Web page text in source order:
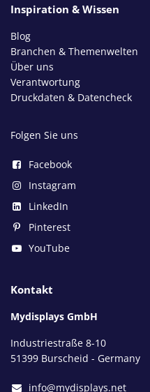
Inspiration & Wissen
Blog
Branchen & Themenwelten
Über uns
Verantwortung
Druckdaten & Datencheck
Folgen Sie uns
Facebook
Instagram
LinkedIn
Pinterest
YouTube
Kontakt
Mydisplays GmbH
Industriestraße 8-10
51399 Burscheid - Germany
info@mydisplays.net